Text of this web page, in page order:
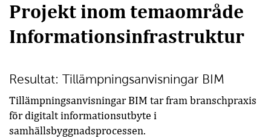
Projekt inom temaområde
Informationsinfrastruktur
Resultat: Tillämpningsanvisningar BIM
Tillämpningsanvisningar BIM tar fram branschpraxis
för digitalt informationsutbyte i
samhällsbyggnadsprocessen.